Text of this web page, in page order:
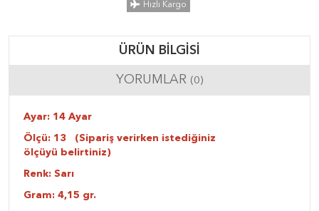
Hızlı Kargo
ÜRÜN BILGISI
YORUMLAR (0)
Ayar: 14 Ayar
Ölçü: 13 (Sipariş verirken istediğiniz
ölçüyü belirtiniz)
Renk: Sarı
Gram: 4,15 gr.